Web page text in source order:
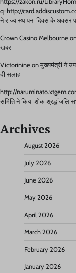
q=http://
ने राज्य स्थापना दिवस के अवसर
Crown Casino Melbourne
खबर
Victorinine on मुख्यमंत्री ने
दी सलाह
http://
समिति ने किया शोक श्रद्धांजलि
Archives
August 2026
July 2026
June 2026
May 2026
April 2026
March 2026
February 2026
January 2026